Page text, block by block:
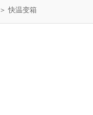
＞ 快温变箱